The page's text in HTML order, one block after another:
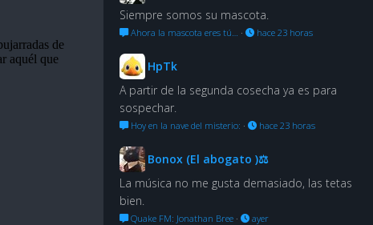
Siempre somos su mascota.
Ahora la mascota eres tú… · hace 23 horas
HpTk
A partir de la segunda cosecha ya es para
sospechar.
Hoy en la nave del misterio: · hace 23 horas
Bonox (El abogato )⚖
La música no me gusta demasiado, las tetas
bien.
Quake FM: Jonathan Bree · ayer